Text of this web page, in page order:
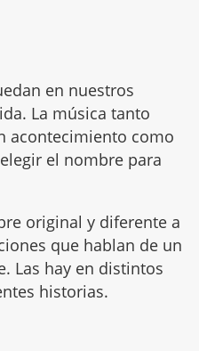
en nuestros
La música tanto
acontecimiento como
el nombre para
original y diferente a
que hablan de un
Las hay en distintos
historias.